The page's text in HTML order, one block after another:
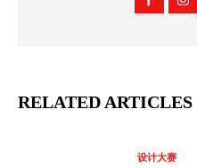
RELATED ARTICLES
设计大赛